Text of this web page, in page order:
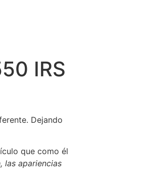
IRS
Dejando
que como él
las apariencias